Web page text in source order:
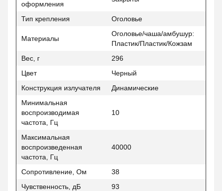
оформления
Тип крепления Оголовье
Материалы
Оголовье/чаша/амбушур:
Пластик/Пластик/Кожзам
Вес, г
296
Цвет
Черный
Конструкция излучателя
Динамические
Минимальная
воспроизводимая
частота, Гц
10
Максимальная
воспроизведенная
частота, Гц
40000
Сопротивление, Ом
38
Чувственность, дБ
93